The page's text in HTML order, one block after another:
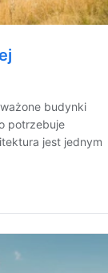
budynki
potrzebuje
jest jednym